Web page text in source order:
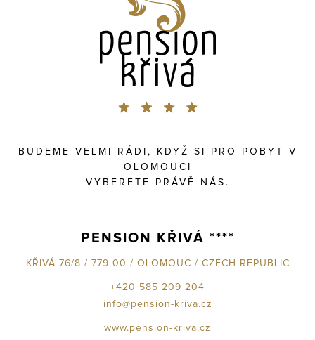
BUDEME VELMI RÁDI, KDYŽ SI PRO POBYT V
OLOMOUCI
VYBERETE PRÁVĚ NÁS.
PENSION KŘIVÁ ****
KŘIVÁ 76/8 / 779 00 / OLOMOUC / CZECH REPUBLIC
+420 585 209 204
info@pension-kriva.cz
www.pension-kriva.cz